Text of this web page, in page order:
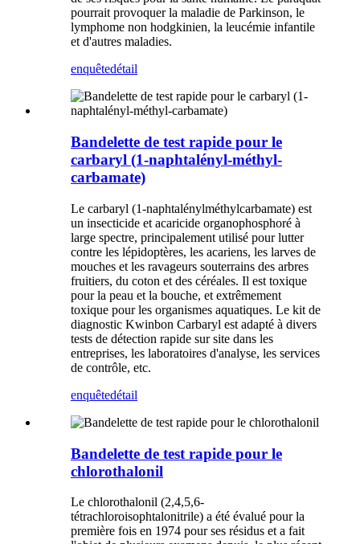
pourrait provoquer la maladie de Parkinson, le
lymphome non hodgkinien, la leucémie infantile
et d'autres maladies.
enquêtedétail
Bandelette de test rapide pour le
carbaryl (1-naphtalényl-méthyl-
carbamate)
Le carbaryl (1-naphtalénylméthylcarbamate) est
un insecticide et acaricide organophosphoré à
large spectre, principalement utilisé pour lutter
contre les lépidoptères, les acariens, les larves de
mouches et les ravageurs souterrains des arbres
fruitiers, du coton et des céréales. Il est toxique
pour la peau et la bouche, et extrêmement
toxique pour les organismes aquatiques. Le kit de
diagnostic Kwinbon Carbaryl est adapté à divers
tests de détection rapide sur site dans les
entreprises, les laboratoires d'analyse, les services
de contrôle, etc.
enquêtedétail
Bandelette de test rapide pour le
chlorothalonil
Le chlorothalonil (2,4,5,6-
tétrachloroisophtalonitrile) a été évalué pour la
première fois en 1974 pour ses résidus et a fait